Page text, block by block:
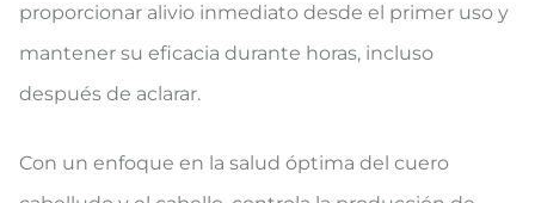
proporcionar alivio inmediato desde el primer uso y
mantener su eficacia durante horas, incluso
después de aclarar.
Con un enfoque en la salud óptima del cuero